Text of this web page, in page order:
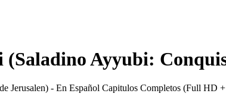
Ayyubi:
Jerusalen) - En Español Capitulos Completos (Full HD